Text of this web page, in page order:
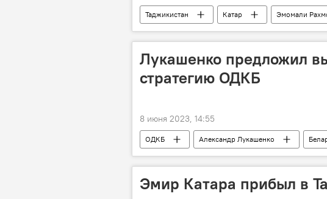
Таджикистан Катар Эмомали
Лукашенко предложил
стратегию ОДКБ
8 июня 2023, 14:55
ОДКБ Александр Лукашенко
Мир
Эмир Катара прибыл в